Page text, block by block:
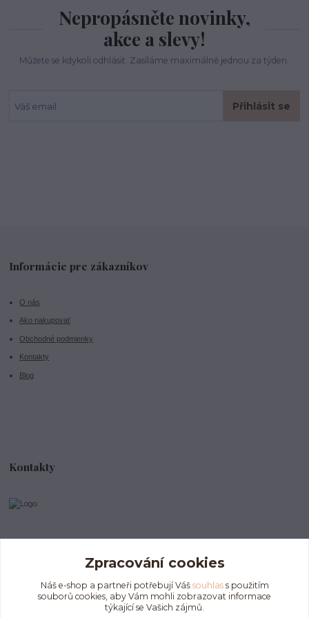
Nepropásněte novinky,
akce a slevy!
Můžete se kdykoli odhlásit. Zasíláme maximálně jednou za týden.
Přihlásit se
Informácie pre zákazníkov
O nás
Ako nakupovať
Obchodné podmienky
Kontakty
Blog
Kontakty
Zpracování cookies
Náš e-shop a partneři potřebují Váš souhlass použitím
souborů cookies, aby Vám mohli zobrazovat informace
týkající se Vašich zájmů.